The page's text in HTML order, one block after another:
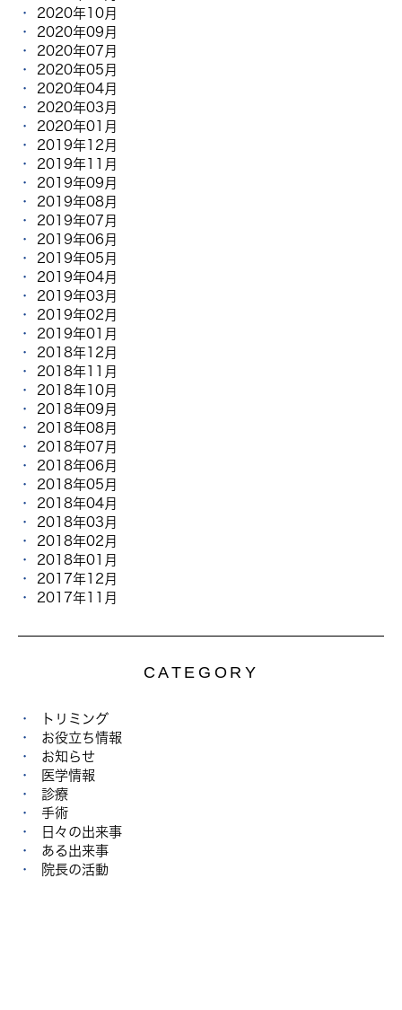
2020年10月
2020年09月
2020年07月
2020年05月
2020年04月
2020年03月
2020年01月
2019年12月
2019年11月
2019年09月
2019年08月
2019年07月
2019年06月
2019年05月
2019年04月
2019年03月
2019年02月
2019年01月
2018年12月
2018年11月
2018年10月
2018年09月
2018年08月
2018年07月
2018年06月
2018年05月
2018年04月
2018年03月
2018年02月
2018年01月
2017年12月
2017年11月
CATEGORY
トリミング
お役立ち情報
お知らせ
医学情報
診療
手術
日々の出来事
ある出来事
院長の活動